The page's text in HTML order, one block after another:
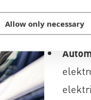
Allow only necessary
mnoha